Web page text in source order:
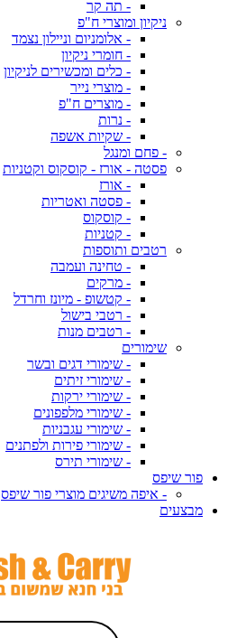
- תה קר
ניקיון ומוצרי ח"פ
- אלומניום וניילון נצמד
- חומרי ניקיון
- כלים ומכשירים לניקיון
- מוצרי נייר
- מוצרים ח"פ
- נרות
- שקיות אשפה
- פחם ומנגל
פסטה - אורז - קוסקוס וקטניות
- אורז
- פסטה ואטריות
- קוסקוס
- קטניות
רטבים ותוספות
- טחינה ועמבה
- מרקים
- קטשופ - מיונז וחרדל
- רטבי בישול
- רטבים מנות
שימורים
- שימורי דגים ובשר
- שימורי זיתים
- שימורי ירקות
- שימורי מלפפונים
- שימורי עגבניות
- שימורי פירות ולפתנים
- שימורי תירס
פור שיפס
- איפה משיגים מוצרי פור שיפס
מבצעים